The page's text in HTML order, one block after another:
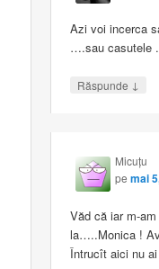
Azi voi incerca
….sau casutele .
Răspunde ↓
Micuţu
pemai
Văd că iar m-
la…..Monica !
Întrucît aici nu